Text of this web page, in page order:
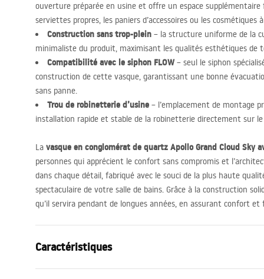
ouverture préparée en usine et offre un espace supplémentaire
serviettes propres, les paniers d’accessoires ou les cosmétiques
Construction sans trop-plein – la structure uniforme de la
minimaliste du produit, maximisant les qualités esthétiques de
Compatibilité avec le siphon FLOW– seul le siphon
construction de cette vasque, garantissant une bonne
sans panne.
Trou de robinetterie d’usine – l’emplacement de montage
installation rapide et stable de la robinetterie directement sur le
La vasque en conglomérat de quartz Apollo Grand Cloud Sky
personnes qui apprécient le confort sans compromis et
dans chaque détail, fabriqué avec le souci de la plus haute
spectaculaire de votre salle de bains. Grâce à la construction
qu’il servira pendant de longues années, en assurant confort et
Caractéristiques